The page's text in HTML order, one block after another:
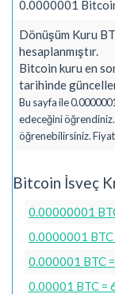
0.0000001
Dönüşüm Kuru
hesaplanmıştır.
Bitcoin kuru en
tarihinde
Bu sayfa ile
edeceğini
öğrenebilirsiniz.
Bitcoin İsveç
0.00000001
0.0000001 BTC
0.000001 BTC
0.00001 BTC =